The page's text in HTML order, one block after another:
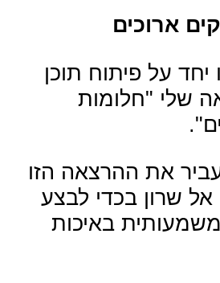
ארוכים
יחד על פיתוח תוכן
שלי "חלומות
את ההרצאה הזו
אל שרון בכדי לבצע
באיכות